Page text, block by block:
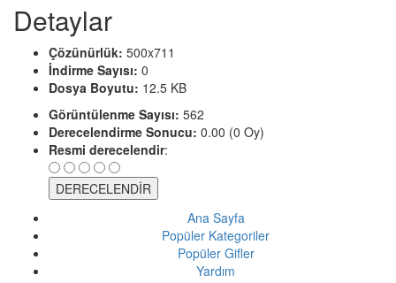
Detaylar
Çözünürlük: 500x711
İndirme Sayısı: 0
Dosya Boyutu: 12.5 KB
Görüntülenme Sayısı: 562
Derecelendirme Sonucu: 0.00 (0 Oy)
Resmi derecelendir:
Ana Sayfa
Popüler Kategoriler
Popüler Gifler
Yardım